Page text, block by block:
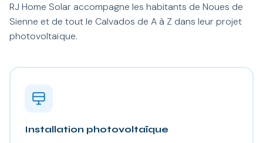
RJ Home Solar accompagne les habitants de Noues de
Sienne et de tout le Calvados de A à Z dans leur projet
photovoltaïque.
Installation photovoltaïque